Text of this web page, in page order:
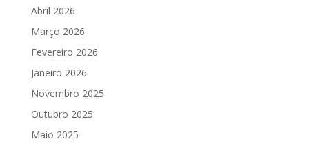
Abril 2026
Março 2026
Fevereiro 2026
Janeiro 2026
Novembro 2025
Outubro 2025
Maio 2025